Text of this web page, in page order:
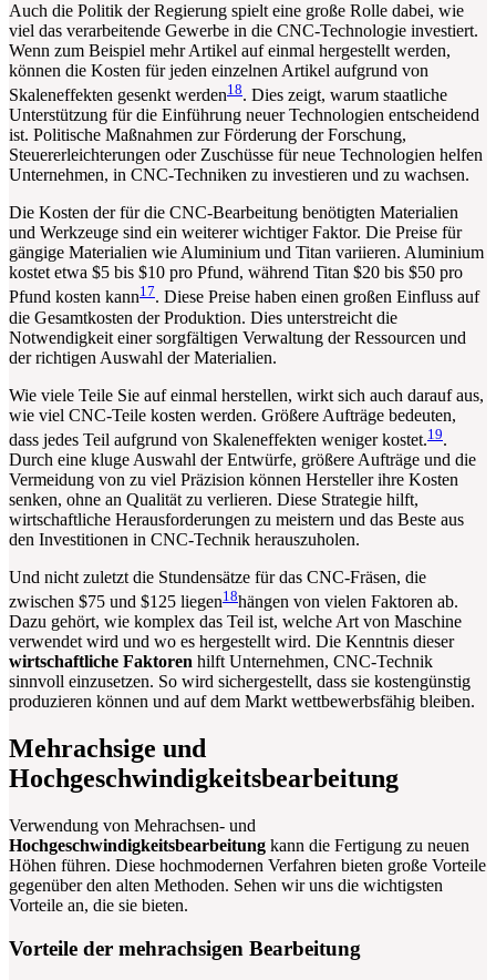
Auch die Politik der Regierung spielt eine große Rolle dabei, wie
viel das verarbeitende Gewerbe in die CNC-Technologie investiert.
Wenn zum Beispiel mehr Artikel auf einmal hergestellt werden,
können die Kosten für jeden einzelnen Artikel aufgrund von
Skaleneffekten gesenkt werden18. Dies zeigt, warum staatliche
Unterstützung für die Einführung neuer Technologien entscheidend
ist. Politische Maßnahmen zur Förderung der Forschung,
Steuererleichterungen oder Zuschüsse für neue Technologien helfen
Unternehmen, in CNC-Techniken zu investieren und zu wachsen.
Die Kosten der für die CNC-Bearbeitung benötigten Materialien
und Werkzeuge sind ein weiterer wichtiger Faktor. Die Preise für
gängige Materialien wie Aluminium und Titan variieren. Aluminium
kostet etwa $5 bis $10 pro Pfund, während Titan $20 bis $50 pro
Pfund kosten kann17. Diese Preise haben einen großen Einfluss auf
die Gesamtkosten der Produktion. Dies unterstreicht die
Notwendigkeit einer sorgfältigen Verwaltung der Ressourcen und
der richtigen Auswahl der Materialien.
Wie viele Teile Sie auf einmal herstellen, wirkt sich auch darauf aus,
wie viel CNC-Teile kosten werden. Größere Aufträge bedeuten,
dass jedes Teil aufgrund von Skaleneffekten weniger kostet.19.
Durch eine kluge Auswahl der Entwürfe, größere Aufträge und die
Vermeidung von zu viel Präzision können Hersteller ihre Kosten
senken, ohne an Qualität zu verlieren. Diese Strategie hilft,
wirtschaftliche Herausforderungen zu meistern und das Beste aus
den Investitionen in CNC-Technik herauszuholen.
Und nicht zuletzt die Stundensätze für das CNC-Fräsen, die
zwischen $75 und $125 liegen18hängen von vielen Faktoren ab.
Dazu gehört, wie komplex das Teil ist, welche Art von Maschine
verwendet wird und wo es hergestellt wird. Die Kenntnis dieser
wirtschaftliche Faktoren hilft Unternehmen, CNC-Technik
sinnvoll einzusetzen. So wird sichergestellt, dass sie kostengünstig
produzieren können und auf dem Markt wettbewerbsfähig bleiben.
Mehrachsige und
Hochgeschwindigkeitsbearbeitung
Verwendung von Mehrachsen- und
Hochgeschwindigkeitsbearbeitung kann die Fertigung zu neuen
Höhen führen. Diese hochmodernen Verfahren bieten große Vorteile
gegenüber den alten Methoden. Sehen wir uns die wichtigsten
Vorteile an, die sie bieten.
Vorteile der mehrachsigen Bearbeitung